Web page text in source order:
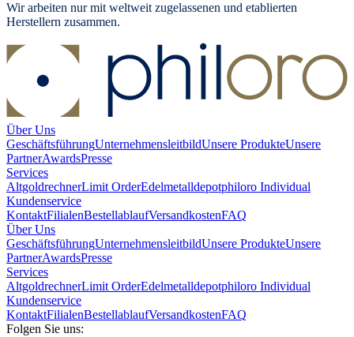
Wir arbeiten nur mit weltweit zugelassenen und etablierten
Herstellern zusammen.
Über Uns
GeschäftsführungUnternehmensleitbildUnsere ProdukteUnsere
PartnerAwardsPresse
Services
AltgoldrechnerLimit OrderEdelmetalldepotphiloro Individual
Kundenservice
KontaktFilialenBestellablaufVersandkostenFAQ
Über Uns
GeschäftsführungUnternehmensleitbildUnsere ProdukteUnsere
PartnerAwardsPresse
Services
AltgoldrechnerLimit OrderEdelmetalldepotphiloro Individual
Kundenservice
KontaktFilialenBestellablaufVersandkostenFAQ
Folgen Sie uns: